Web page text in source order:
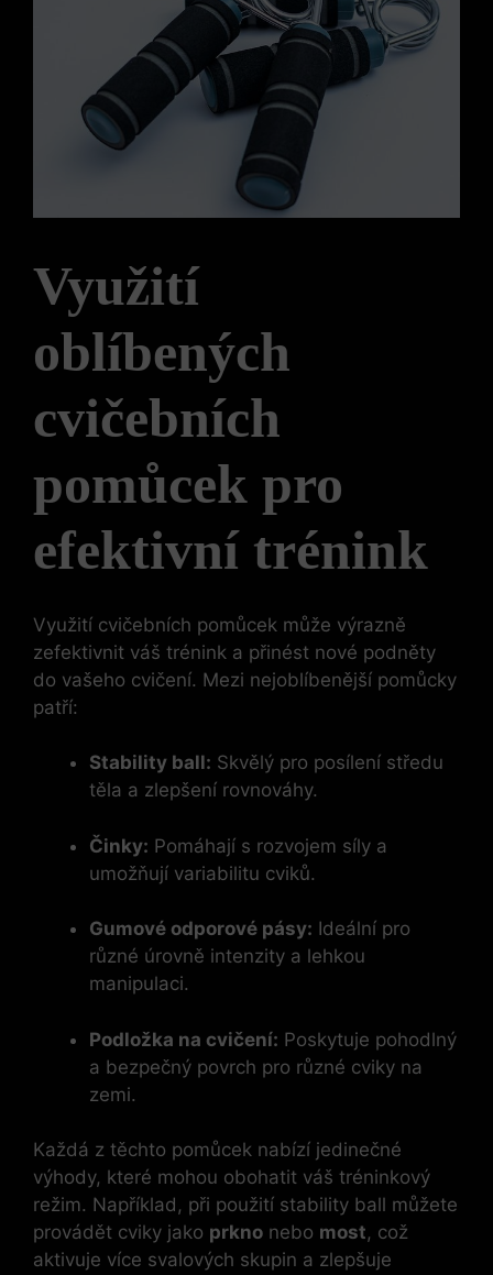
Využití
oblíbených
cvičebních
pomůcek pro
efektivní trénink
Využití cvičebních pomůcek může výrazně
zefektivnit váš trénink a přinést nové podněty
do vašeho cvičení. Mezi nejoblíbenější pomůcky
patří:
Stability ball: Skvělý pro posílení středu
těla a zlepšení rovnováhy.
Činky: Pomáhají s rozvojem síly a
umožňují variabilitu cviků.
Gumové odporové pásy: Ideální pro
různé úrovně intenzity a lehkou
manipulaci.
Podložka na cvičení: Poskytuje pohodlný
a bezpečný povrch pro různé cviky na
zemi.
Každá z těchto pomůcek nabízí jedinečné
výhody, které mohou obohatit váš tréninkový
režim. Například, při použití stability ball můžete
provádět cviky jako prkno nebo most, což
aktivuje více svalových skupin a zlepšuje